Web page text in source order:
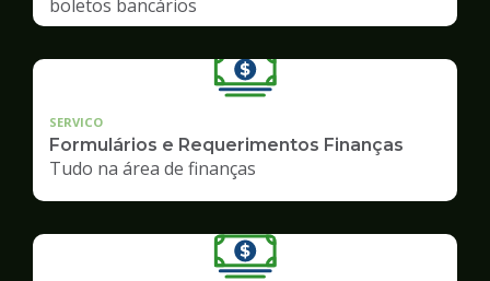
boletos bancários
SERVICO
Formulários e Requerimentos Finanças
Tudo na área de finanças